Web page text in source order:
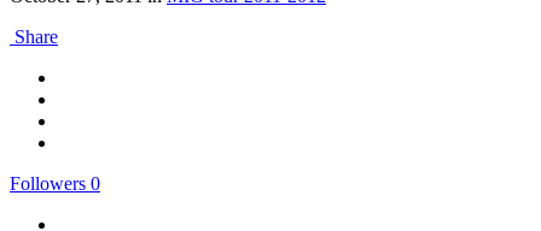
Share
Followers 0